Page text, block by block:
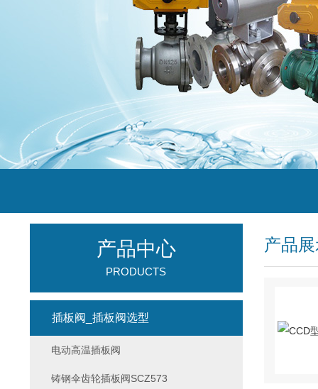
产品
产品中心
PRODUCTS
插板阀_插板阀选型
电动高温插板阀
铸钢伞齿轮插板阀SCZ573